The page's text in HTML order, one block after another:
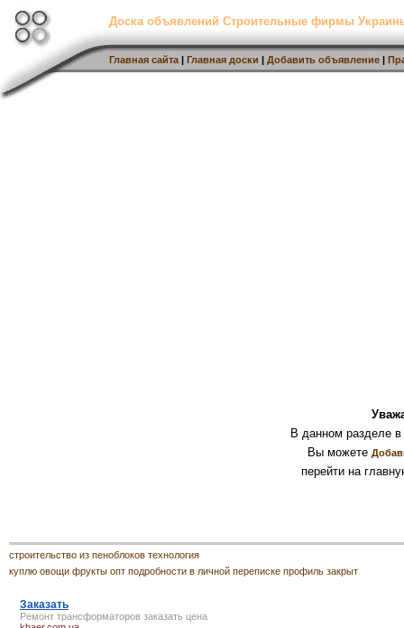
Доска объявлений Строительные фирмы
Главная сайта | Главная доски | Добавить объявление |
В данном разделе
Вы можете
перейти на
строительство из пеноблоков технология
куплю овощи фрукты опт подробности в личной переписке профиль закрыт
Заказать
Ремонт трансформаторов заказать цена